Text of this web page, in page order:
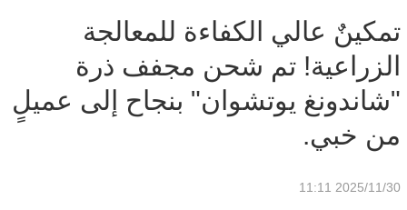
الزراعية! تم شحن مجفف ذرة "شاندونغ يوتشوان" بنجاح إلى عميلٍ من
خبي.
تمكينٌ عالي الكفاءة للمعالجة
الزراعية! تم شحن مجفف ذرة
"شاندونغ يوتشوان" بنجاح إلى عميلٍ
من خبي.
2025/11/30 11:11